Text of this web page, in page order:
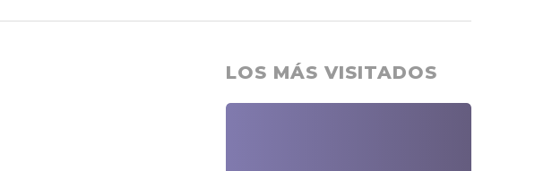
LOS MÁS VISITADOS